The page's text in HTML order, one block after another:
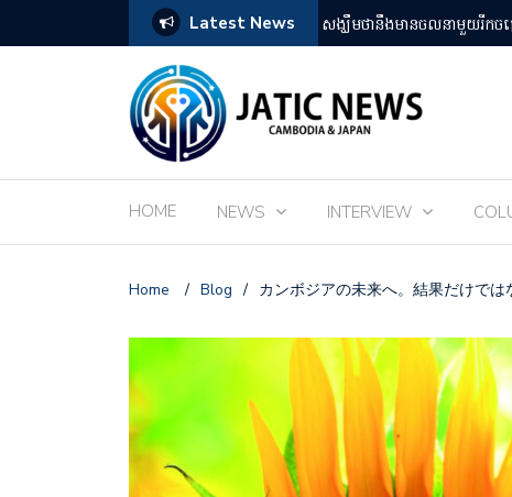
Latest News
ើងដោយអ្នកគាំទ្ររឿងអានីមេជប៉ុន ពិព័រណ៌ EXPO 2025 នៅតំបន់
HOME NEWS INTERVIEW
Home / Blog / カンボジアの未来へ。結果だけで